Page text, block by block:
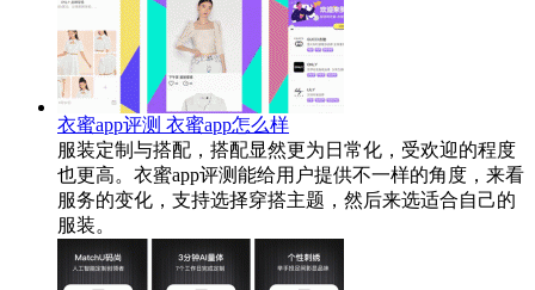
衣蜜app评测 衣蜜app怎么样
服装定制与搭配，搭配显然更为日常化，受欢迎的程度
也更高。衣蜜app评测能给用户提供不一样的角度，来看
服务的变化，支持选择穿搭主题，然后来选适合自己的
服装。